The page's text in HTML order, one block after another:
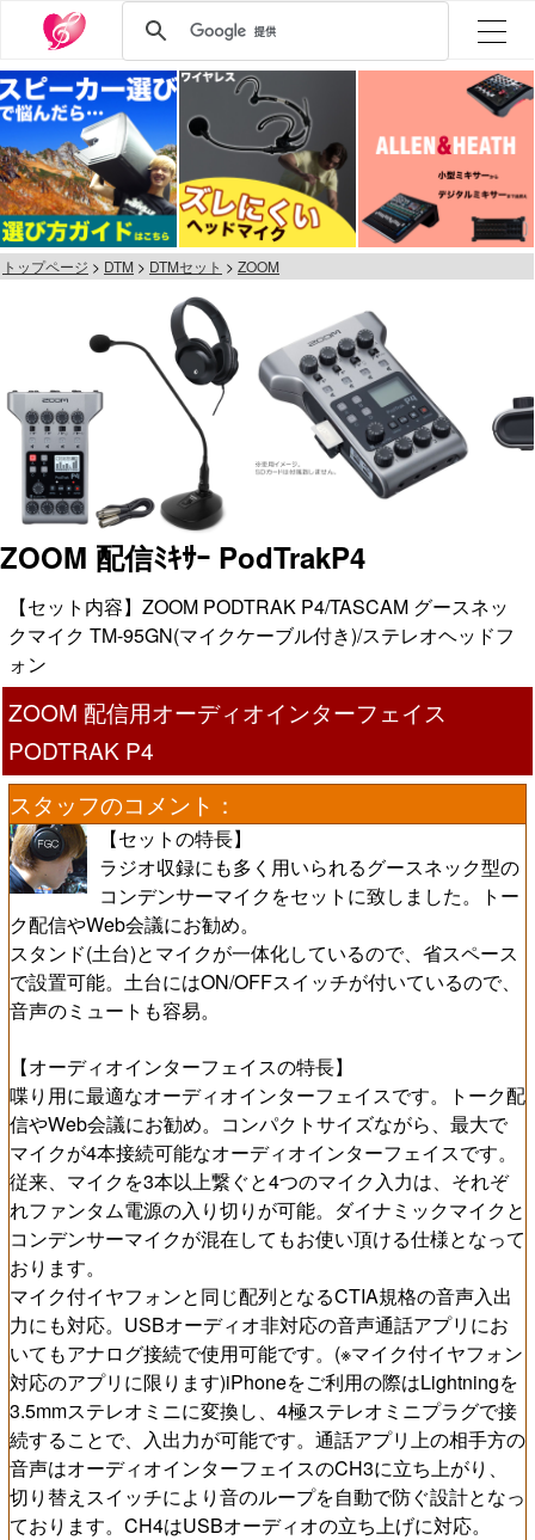
トップページ DTM DTMセット ZOOM
ZOOM 配信ﾐｷｻｰ PodTrakP4
【セット内容】ZOOM PODTRAK P4/TASCAM グースネッ
クマイク TM-95GN(マイクケーブル付き)/ステレオヘッドフ
ォン
ZOOM 配信用オーディオインターフェイス
PODTRAK P4
スタッフのコメント：
【セットの特長】
ラジオ収録にも多く用いられるグースネック型の
コンデンサーマイクをセットに致しました。トー
ク配信やWeb会議にお勧め。
スタンド(土台)とマイクが一体化しているので、省スペース
で設置可能。土台にはON/OFFスイッチが付いているので、
音声のミュートも容易。
【オーディオインターフェイスの特長】
喋り用に最適なオーディオインターフェイスです。トーク配
信やWeb会議にお勧め。コンパクトサイズながら、最大で
マイクが4本接続可能なオーディオインターフェイスです。
従来、マイクを3本以上繋ぐと4つのマイク入力は、それぞ
れファンタム電源の入り切りが可能。ダイナミックマイクと
コンデンサーマイクが混在してもお使い頂ける仕様となって
おります。
マイク付イヤフォンと同じ配列となるCTIA規格の音声入出
力にも対応。USBオーディオ非対応の音声通話アプリにお
いてもアナログ接続で使用可能です。(※マイク付イヤフォン
対応のアプリに限ります)iPhoneをご利用の際はLightningを
3.5mmステレオミニに変換し、4極ステレオミニプラグで接
続することで、入出力が可能です。通話アプリ上の相手方の
音声はオーディオインターフェイスのCH3に立ち上がり、
切り替えスイッチにより音のループを自動で防ぐ設計となっ
ております。CH4はUSBオーディオの立ち上げに対応。